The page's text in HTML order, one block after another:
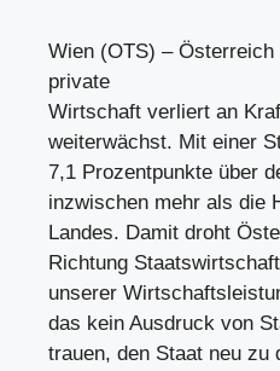
Wien (OTS) –
private
Wirtschaft verliert an
weiterwächst. Mit einer
7,1 Prozentpunkte über
inzwischen mehr als die
Landes. Damit droht
Richtung
unserer
das kein Ausdruck von
trauen, den Staat neu zu